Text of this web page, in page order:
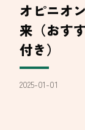
オピニオ
来（おす
付き）
2025-01-01